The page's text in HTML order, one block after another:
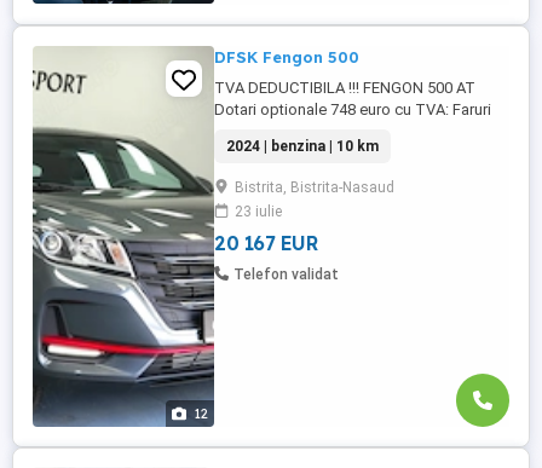
12
DFSK Fengon 500
TVA DEDUCTIBILA !!! FENGON 500 AT
Dotari optionale 748 euro cu TVA: Faruri
R17 Gri special edition ***Dotări de top***
Camera marsarier Volan multifuncțional
piele Sistem de control al vitezei de
croazieră. Senzor de lumină Geamuri
electrice fața-spate Cotiera ...
2024 | benzina | 10 km
Bistrita, Bistrita-Nasaud
23 iulie
20 167 EUR
Telefon validat